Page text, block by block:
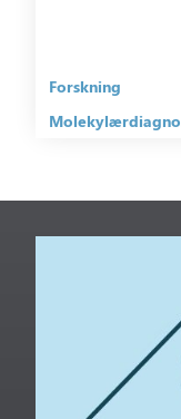
Forskning